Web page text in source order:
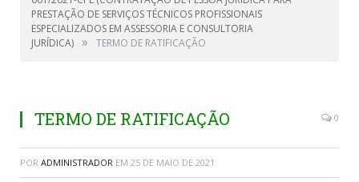
PRESTAÇÃO DE SERVIÇOS TÉCNICOS PROFISSIONAIS
ESPECIALIZADOS EM ASSESSORIA E CONSULTORIA
JURÍDICA) » TERMO DE RATIFICAÇÃO
TERMO DE RATIFICAÇÃO 0
POR ADMINISTRADOR EM 25 DE MAIO DE 2021